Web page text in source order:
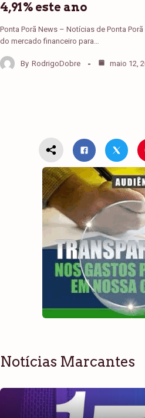
4,91% este ano
Ponta Porã News – Notícias de Ponta
do mercado financeiro para…
By RodrigoDobre maio 12,
Notícias Marcantes